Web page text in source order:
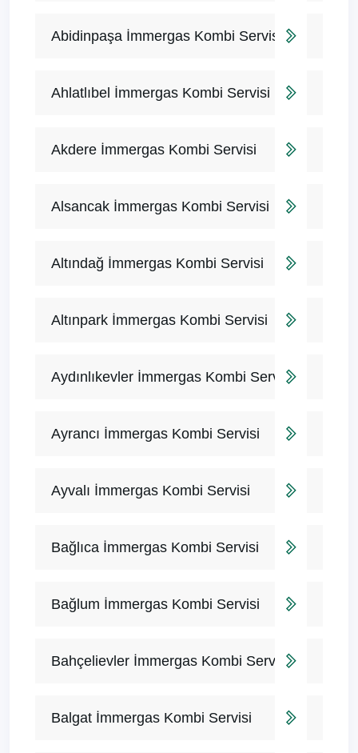
Abidinpaşa İmmergas Kombi Servisi
Ahlatlıbel İmmergas Kombi Servisi
Akdere İmmergas Kombi Servisi
Alsancak İmmergas Kombi Servisi
Altındağ İmmergas Kombi Servisi
Altınpark İmmergas Kombi Servisi
Aydınlıkevler İmmergas Kombi Servisi
Ayrancı İmmergas Kombi Servisi
Ayvalı İmmergas Kombi Servisi
Bağlıca İmmergas Kombi Servisi
Bağlum İmmergas Kombi Servisi
Bahçelievler İmmergas Kombi Servisi
Balgat İmmergas Kombi Servisi